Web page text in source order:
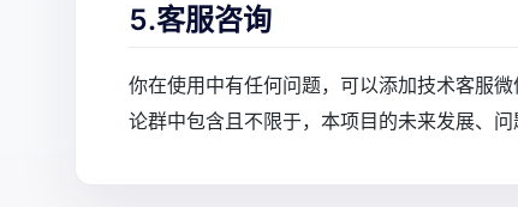
5.客服咨询
你在使用中有任何问题，可以添加技术客服
论群中包含且不限于，本项目的未来发展、问